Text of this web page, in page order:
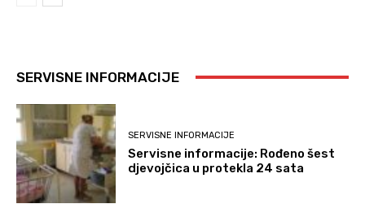
SERVISNE INFORMACIJE
SERVISNE INFORMACIJE
Servisne informacije: Rođeno šest
djevojčica u protekla 24 sata